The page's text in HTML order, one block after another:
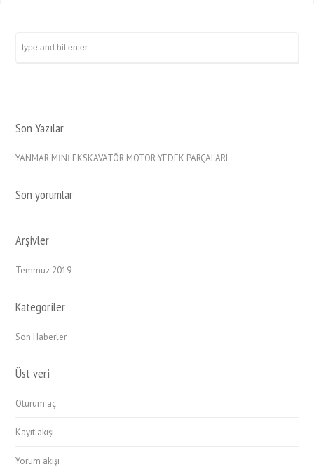
Son Yazılar
YANMAR MİNİ EKSKAVATÖR MOTOR YEDEK PARÇALARI
Son yorumlar
Arşivler
Temmuz 2019
Kategoriler
Son Haberler
Üst veri
Oturum aç
Kayıt akışı
Yorum akışı